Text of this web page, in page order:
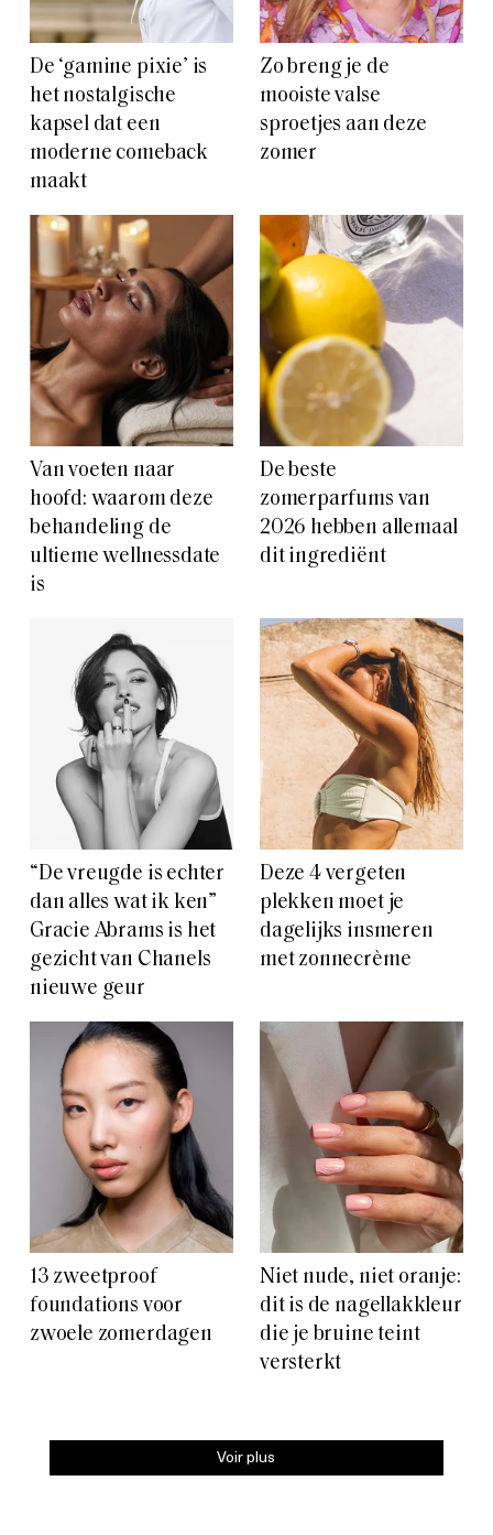
De ‘gamine pixie’ is
het nostalgische
kapsel dat een
moderne comeback
maakt
Zo breng je de
mooiste valse
sproetjes aan deze
zomer
Van voeten naar
hoofd: waarom deze
behandeling de
ultieme wellnessdate
is
De beste
zomerparfums van
2026 hebben allemaal
dit ingrediënt
“De vreugde is echter
dan alles wat ik ken”
Gracie Abrams is het
gezicht van Chanels
nieuwe geur
Deze 4 vergeten
plekken moet je
dagelijks insmeren
met zonnecrème
13 zweetproof
foundations voor
zwoele zomerdagen
Niet nude, niet oranje:
dit is de nagellakkleur
die je bruine teint
versterkt
Voir plus